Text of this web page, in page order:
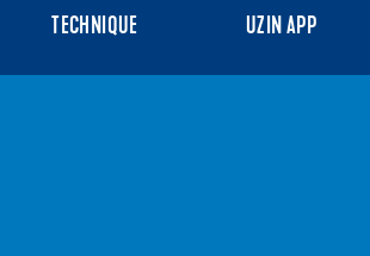
TECHNIQUE UZIN APP